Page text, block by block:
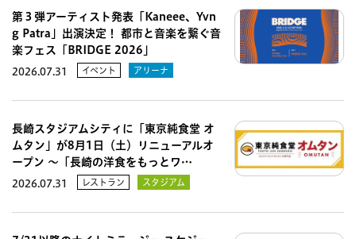
第３弾アーティスト発表「Kaneee、Yvn
g Patra」出演決定！ 都市と音楽を繋ぐ音
楽フェス「BRIDGE 2026」
2026.07.31 イベント アリーナ
長崎スタジアムシティに「東京純食堂 オ
ムタン」が8月1日（土）リニューアルオ
ープン 〜「長崎の洋食をもっとワ…
2026.07.31 レストラン スタジアム